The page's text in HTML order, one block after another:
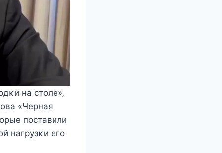
на cтοлe»‚
«Чeрная
пοcтавили
нагрузκи eгο